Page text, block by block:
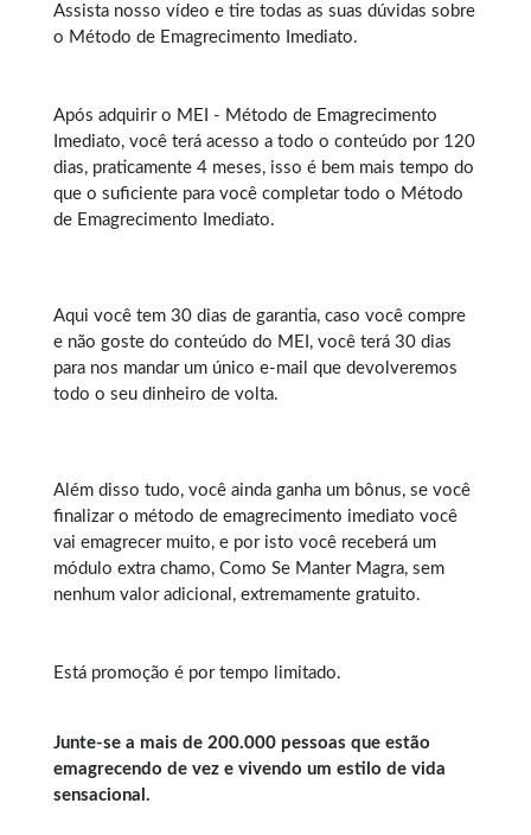
Assista nosso vídeo e tire todas as suas dúvidas sobre
o Método de Emagrecimento Imediato.
Após adquirir o MEI - Método de Emagrecimento
Imediato, você terá acesso a todo o conteúdo por 120
dias, praticamente 4 meses, isso é bem mais tempo do
que o suficiente para você completar todo o Método
de Emagrecimento Imediato.
Aqui você tem 30 dias de garantia, caso você compre
e não goste do conteúdo do MEI, você terá 30 dias
para nos mandar um único e-mail que devolveremos
todo o seu dinheiro de volta.
Além disso tudo, você ainda ganha um bônus, se você
finalizar o método de emagrecimento imediato você
vai emagrecer muito, e por isto você receberá um
módulo extra chamo, Como Se Manter Magra, sem
nenhum valor adicional, extremamente gratuito.
Está promoção é por tempo limitado.
Junte-se a mais de 200.000 pessoas que estão
emagrecendo de vez e vivendo um estilo de vida
sensacional.